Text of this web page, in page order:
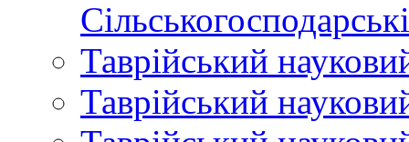
Таврійський
Таврійський